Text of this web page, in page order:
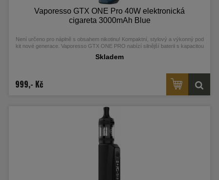
Vaporesso GTX ONE Pro 40W elektronická
cigareta 3000mAh Blue
Není určeno pro náplně s obsahem nikotinu! Kompaktní, stylový a výkonný pod
kit nové generace. Vaporesso GTX ONE PRO nabízí silnější baterii s kapacitou
s horním plněním a ochranou proti protékání. Je kompatibilní s celou řadou GTX
elegantních barvách. Více informací najdete v detailním popisu.
Skladem
999,- Kč